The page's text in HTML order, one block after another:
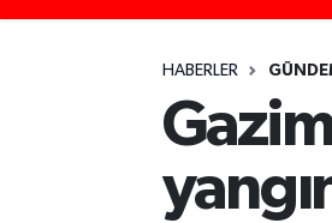
HABERLER